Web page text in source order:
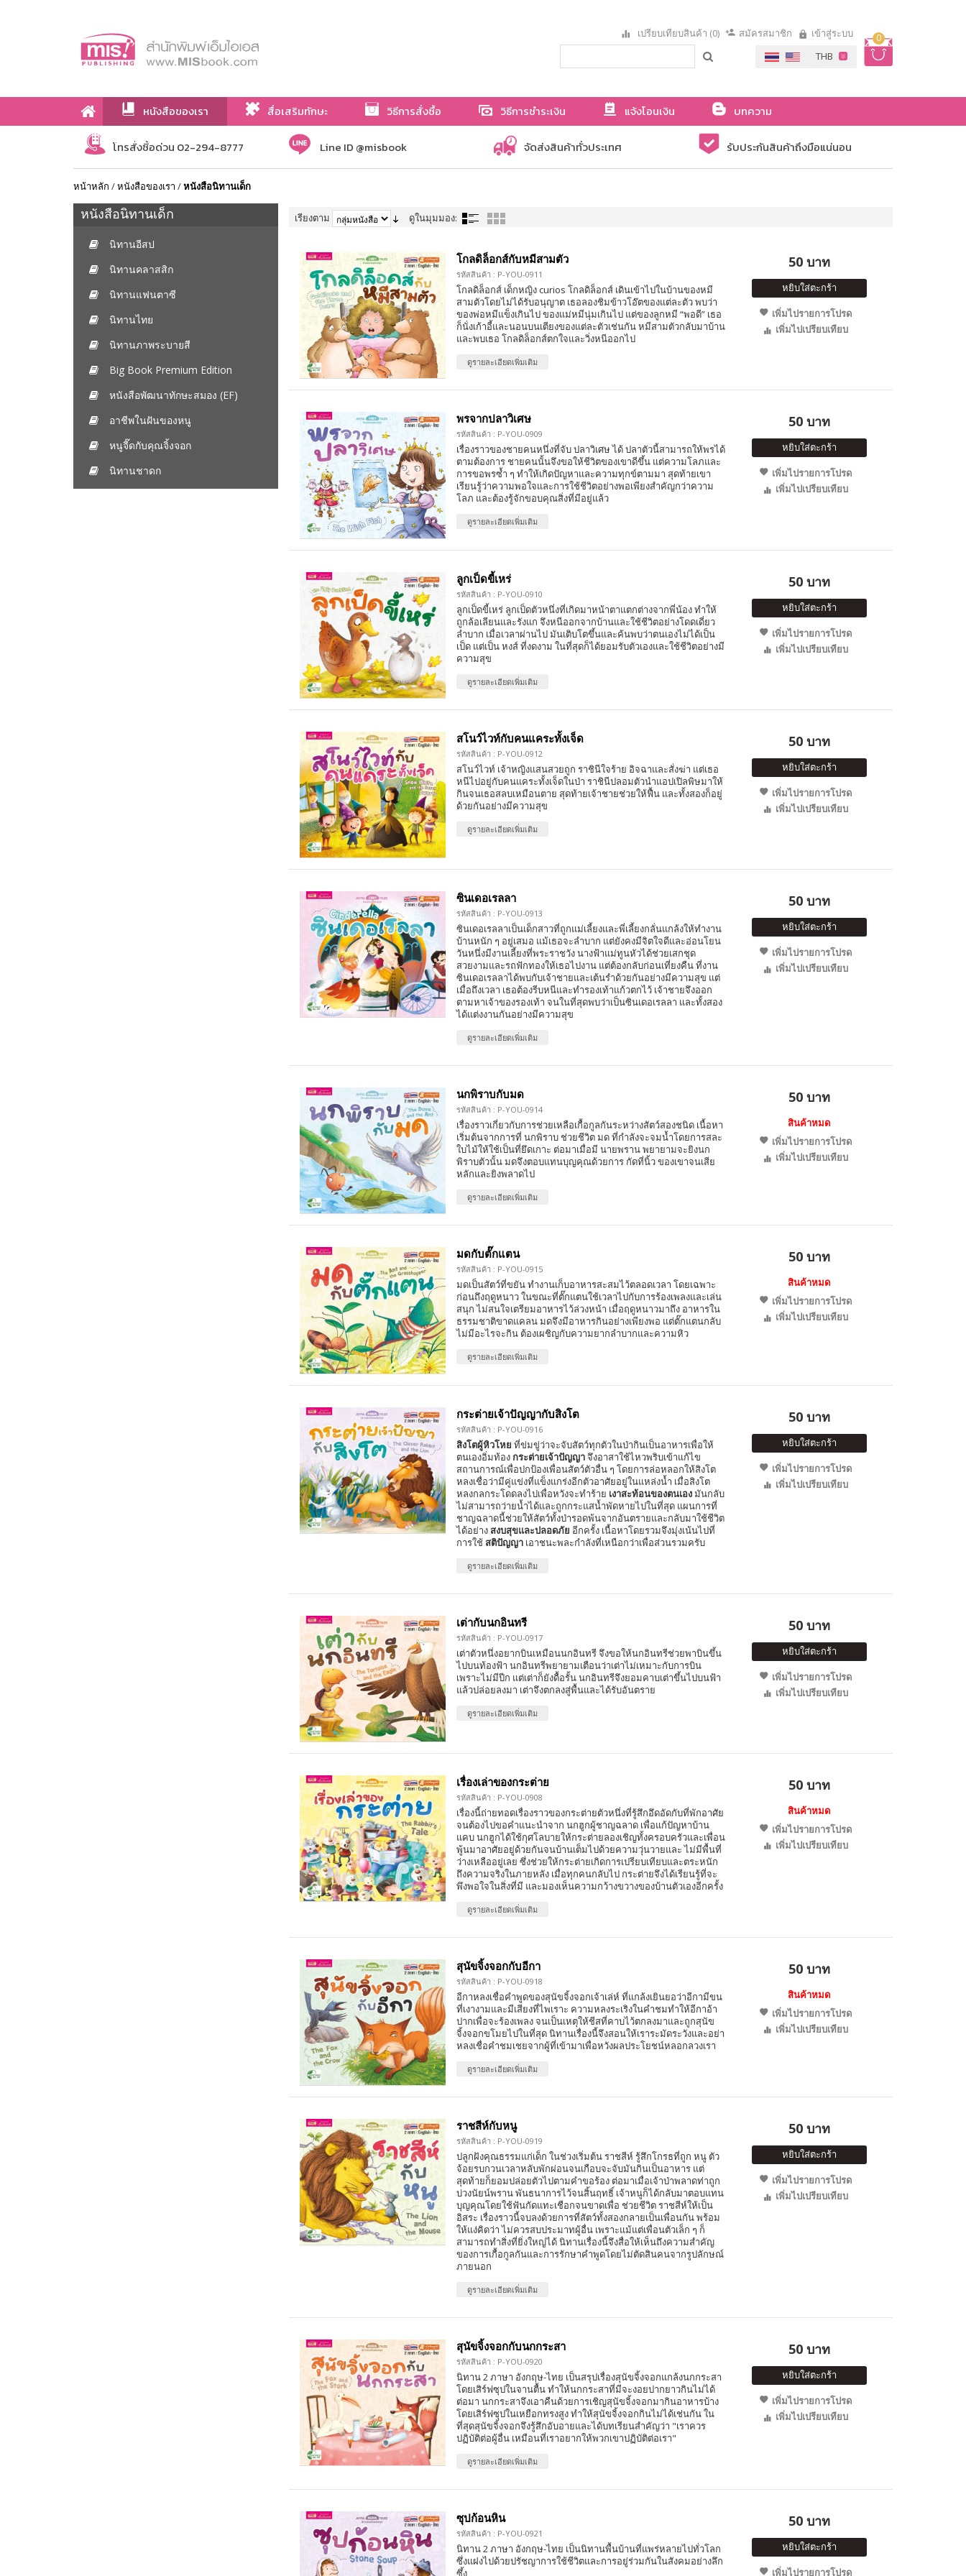
0
เปรียบเทียบสินค้า (0) สมัครสมาชิก เข้าสู่ระบบ
หนังสือของเรา สื่อเสริมทักษะ วิธีการสั่งซื้อ วิธีการชำระเงิน แจ้งโอนเงิน
บทความ
เกี่ยวกับเรา
โทรสั่งซื้อด่วน 02-294-8777 Line ID @misbook จัดส่งสินค้าทั่วประเทศ รับประกันสินค้าถึงมือแน่นอน
หน้าหลัก /หนังสือของเรา /หนังสือนิทานเด็ก
หนังสือนิทานเด็ก
นิทานอีสป
นิทานคลาสสิก
นิทานแฟนตาซี
นิทานไทย
นิทานภาพระบายสี
Big Book Premium Edition
หนังสือพัฒนาทักษะสมอง (EF)
อาชีพในฝันของหนู
หนูจี๊ดกับคุณจิ้งจอก
นิทานชาดก
เรียงตาม ดูในมุมมอง:
โกลดิล็อกส์กับหมีสามตัว
รหัสสินค้า : P-YOU-0911
โกลดิล็อกส์ เด็กหญิง curios โกลดิล็อกส์ เดินเข้าไปในบ้านของหมี
สามตัวโดยไม่ได้รับอนุญาต เธอลองชิมข้าวโอ๊ตของแต่ละตัว พบว่า
ของพ่อหมีแข็งเกินไป ของแม่หมีนุ่มเกินไป แต่ของลูกหมี “พอดี” เธอ
ก็นั่งเก้าอี้และนอนบนเตียงของแต่ละตัวเช่นกัน หมีสามตัวกลับมาบ้าน
และพบเธอ โกลดิล็อกส์ตกใจและวิ่งหนีออกไป
ดูรายละเอียดเพิ่มเติม
50 บาท
หยิบใส่ตะกร้า
เพิ่มไปรายการโปรด
เพิ่มไปเปรียบเทียบ
พรจากปลาวิเศษ
รหัสสินค้า : P-YOU-0909
เรื่องราวของชายคนหนึ่งที่จับ ปลาวิเศษ ได้ ปลาตัวนี้สามารถให้พรได้
ตามต้องการ ชายคนนั้นจึงขอให้ชีวิตของเขาดีขึ้น แต่ความโลภและ
การขอพรซ้ำ ๆ ทำให้เกิดปัญหาและความทุกข์ตามมา สุดท้ายเขา
เรียนรู้ว่าความพอใจและการใช้ชีวิตอย่างพอเพียงสำคัญกว่าความ
โลภ และต้องรู้จักขอบคุณสิ่งที่มีอยู่แล้ว
ดูรายละเอียดเพิ่มเติม
50 บาท
หยิบใส่ตะกร้า
เพิ่มไปรายการโปรด
เพิ่มไปเปรียบเทียบ
ลูกเป็ดขี้เหร่
รหัสสินค้า : P-YOU-0910
ลูกเป็ดขี้เหร่ ลูกเป็ดตัวหนึ่งที่เกิดมาหน้าตาแตกต่างจากพี่น้อง ทำให้
ถูกล้อเลียนและรังแก จึงหนีออกจากบ้านและใช้ชีวิตอย่างโดดเดี่ยว
ลำบาก เมื่อเวลาผ่านไป มันเติบโตขึ้นและค้นพบว่าตนเองไม่ได้เป็น
เป็ด แต่เป็น หงส์ ที่งดงาม ในที่สุดก็ได้ยอมรับตัวเองและใช้ชีวิตอย่างมี
ความสุข
ดูรายละเอียดเพิ่มเติม
50 บาท
หยิบใส่ตะกร้า
เพิ่มไปรายการโปรด
เพิ่มไปเปรียบเทียบ
สโนว์ไวท์กับคนแคระทั้งเจ็ด
รหัสสินค้า : P-YOU-0912
สโนว์ไวท์ เจ้าหญิงแสนสวยถูก ราชินีใจร้าย อิจฉาและสั่งฆ่า แต่เธอ
หนีไปอยู่กับคนแคระทั้งเจ็ดในป่า ราชินีปลอมตัวนำแอปเปิลพิษมาให้
กินจนเธอสลบเหมือนตาย สุดท้ายเจ้าชายช่วยให้ฟื้น และทั้งสองก็อยู่
ด้วยกันอย่างมีความสุข
ดูรายละเอียดเพิ่มเติม
50 บาท
หยิบใส่ตะกร้า
เพิ่มไปรายการโปรด
เพิ่มไปเปรียบเทียบ
ซินเดอเรลลา
รหัสสินค้า : P-YOU-0913
ซินเดอเรลลาเป็นเด็กสาวที่ถูกแม่เลี้ยงและพี่เลี้ยงกลั่นแกล้งให้ทำงาน
บ้านหนัก ๆ อยู่เสมอ แม้เธอจะลำบาก แต่ยังคงมีจิตใจดีและอ่อนโยน
วันหนึ่งมีงานเลี้ยงที่พระราชวัง นางฟ้าแม่ทูนหัวได้ช่วยเสกชุด
สวยงามและรถฟักทองให้เธอไปงาน แต่ต้องกลับก่อนเที่ยงคืน ที่งาน
ซินเดอเรลลาได้พบกับเจ้าชายและเต้นรำด้วยกันอย่างมีความสุข แต่
เมื่อถึงเวลา เธอต้องรีบหนีและทำรองเท้าแก้วตกไว้ เจ้าชายจึงออก
ตามหาเจ้าของรองเท้า จนในที่สุดพบว่าเป็นซินเดอเรลลา และทั้งสอง
ได้แต่งงานกันอย่างมีความสุข
ดูรายละเอียดเพิ่มเติม
50 บาท
หยิบใส่ตะกร้า
เพิ่มไปรายการโปรด
เพิ่มไปเปรียบเทียบ
นกพิราบกับมด
รหัสสินค้า : P-YOU-0914
เรื่องราวเกี่ยวกับการช่วยเหลือเกื้อกูลกันระหว่างสัตว์สองชนิด เนื้อหา
เริ่มต้นจากการที่ นกพิราบ ช่วยชีวิต มด ที่กำลังจะจมน้ำโดยการสละ
ใบไม้ให้ใช้เป็นที่ยึดเกาะ ต่อมาเมื่อมี นายพราน พยายามจะยิงนก
พิราบตัวนั้น มดจึงตอบแทนบุญคุณด้วยการ กัดที่นิ้ว ของเขาจนเสีย
หลักและยิงพลาดไป
ดูรายละเอียดเพิ่มเติม
50 บาท
สินค้าหมด
เพิ่มไปรายการโปรด
เพิ่มไปเปรียบเทียบ
มดกับตั๊กแตน
รหัสสินค้า : P-YOU-0915
มดเป็นสัตว์ที่ขยัน ทำงานเก็บอาหารสะสมไว้ตลอดเวลา โดยเฉพาะ
ก่อนถึงฤดูหนาว ในขณะที่ตั๊กแตนใช้เวลาไปกับการร้องเพลงและเล่น
สนุก ไม่สนใจเตรียมอาหารไว้ล่วงหน้า เมื่อฤดูหนาวมาถึง อาหารใน
ธรรมชาติขาดแคลน มดจึงมีอาหารกินอย่างเพียงพอ แต่ตั๊กแตนกลับ
ไม่มีอะไรจะกิน ต้องเผชิญกับความยากลำบากและความหิว
ดูรายละเอียดเพิ่มเติม
50 บาท
สินค้าหมด
เพิ่มไปรายการโปรด
เพิ่มไปเปรียบเทียบ
กระต่ายเจ้าปัญญากับสิงโต
รหัสสินค้า : P-YOU-0916
สิงโตผู้หิวโหย ที่ข่มขู่ว่าจะจับสัตว์ทุกตัวในป่ากินเป็นอาหารเพื่อให้
ตนเองอิ่มท้องกระต่ายเจ้าปัญญาจึงอาสาใช้ไหวพริบเข้าแก้ไข
สถานการณ์เพื่อปกป้องเพื่อนสัตว์ตัวอื่น ๆ โดยการล่อหลอกให้สิงโต
หลงเชื่อว่ามีคู่แข่งที่แข็งแกร่งอีกตัวอาศัยอยู่ในแหล่งน้ำ เมื่อสิงโต
หลงกลกระโดดลงไปเพื่อหวังจะทำร้าย เงาสะท้อนของตนเองมันกลับ
ไม่สามารถว่ายน้ำได้และถูกกระแสน้ำพัดหายไปในที่สุด แผนการที่
ชาญฉลาดนี้ช่วยให้สัตว์ทั้งป่ารอดพ้นจากอันตรายและกลับมาใช้ชีวิต
ได้อย่างสงบสุขและปลอดภัย อีกครั้ง เนื้อหาโดยรวมจึงมุ่งเน้นไปที่
การใช้สติปัญญาเอาชนะพละกำลังที่เหนือกว่าเพื่อส่วนรวมครับ
ดูรายละเอียดเพิ่มเติม
50 บาท
หยิบใส่ตะกร้า
เพิ่มไปรายการโปรด
เพิ่มไปเปรียบเทียบ
เต่ากับนกอินทรี
รหัสสินค้า : P-YOU-0917
เต่าตัวหนึ่งอยากบินเหมือนนกอินทรี จึงขอให้นกอินทรีช่วยพาบินขึ้น
ไปบนท้องฟ้า นกอินทรีพยายามเตือนว่าเต่าไม่เหมาะกับการบิน
เพราะไม่มีปีก แต่เต่าก็ยังดื้อรั้น นกอินทรีจึงยอมคาบเต่าขึ้นไปบนฟ้า
แล้วปล่อยลงมา เต่าจึงตกลงสู่พื้นและได้รับอันตราย
ดูรายละเอียดเพิ่มเติม
50 บาท
หยิบใส่ตะกร้า
เพิ่มไปรายการโปรด
เพิ่มไปเปรียบเทียบ
เรื่องเล่าของกระต่าย
รหัสสินค้า : P-YOU-0908
เรื่องนี้ถ่ายทอดเรื่องราวของกระต่ายตัวหนึ่งที่รู้สึกอึดอัดกับที่พักอาศัย
จนต้องไปขอคำแนะนำจาก นกฮูกผู้ชาญฉลาด เพื่อแก้ปัญหาบ้าน
แคบ นกฮูกได้ใช้กุศโลบายให้กระต่ายลองเชิญทั้งครอบครัวและเพื่อน
พู้นมาอาศัยอยู่ด้วยกันจนบ้านเต็มไปด้วยความวุ่นวายและ ไม่มีพื้นที่
ว่างเหลืออยู่เลย ซึ่งช่วยให้กระต่ายเกิดการเปรียบเทียบและตระหนัก
ถึงความจริงในภายหลัง เมื่อทุกคนกลับไป กระต่ายจึงได้เรียนรู้ที่จะ
พึงพอใจในสิ่งที่มี และมองเห็นความกว้างขวางของบ้านตัวเองอีกครั้ง
ดูรายละเอียดเพิ่มเติม
50 บาท
สินค้าหมด
เพิ่มไปรายการโปรด
เพิ่มไปเปรียบเทียบ
สุนัขจิ้งจอกกับอีกา
รหัสสินค้า : P-YOU-0918
อีกาหลงเชื่อคำพูดของสุนัขจิ้งจอกเจ้าเล่ห์ ที่แกล้งเยินยอว่าอีกามีขน
ที่เงางามและมีเสียงที่ไพเราะ ความหลงระเริงในคำชมทำให้อีกาอ้า
ปากเพื่อจะร้องเพลง จนเป็นเหตุให้ชีสที่คาบไว้ตกลงมาและถูกสุนัข
จิ้งจอกขโมยไปในที่สุด นิทานเรื่องนี้จึงสอนให้เราระมัดระวังและอย่า
หลงเชื่อคำชมเชยจากผู้ที่เข้ามาเพื่อหวังผลประโยชน์หลอกลวงเรา
ดูรายละเอียดเพิ่มเติม
50 บาท
สินค้าหมด
เพิ่มไปรายการโปรด
เพิ่มไปเปรียบเทียบ
ราชสีห์กับหนู
รหัสสินค้า : P-YOU-0919
ปลูกฝังคุณธรรมแก่เด็ก ในช่วงเริ่มต้น ราชสีห์ รู้สึกโกรธที่ถูก หนู ตัว
จ้อยรบกวนเวลาหลับพักผ่อนจนเกือบจะจับมันกินเป็นอาหาร แต่
สุดท้ายก็ยอมปล่อยตัวไปตามคำขอร้อง ต่อมาเมื่อเจ้าป่าพลาดท่าถูก
บ่วงนัยน์พราน พันธนาการไว้จนสิ้นฤทธิ์ เจ้าหนูก็ได้กลับมาตอบแทน
บุญคุณโดยใช้ฟันกัดแทะเชือกจนขาดเพื่อ ช่วยชีวิต ราชสีห์ให้เป็น
อิสระ เรื่องราวนี้จบลงด้วยการที่สัตว์ทั้งสองกลายเป็นเพื่อนกัน พร้อม
ให้แง่คิดว่า ไม่ควรสบประมาทผู้อื่น เพราะแม้แต่เพื่อนตัวเล็ก ๆ ก็
สามารถทำสิ่งที่ยิ่งใหญ่ได้ นิทานเรื่องนี้จึงสื่อให้เห็นถึงความสำคัญ
ของการเกื้อกูลกันและการรักษาคำพูดโดยไม่ตัดสินคนจากรูปลักษณ์
ภายนอก
ดูรายละเอียดเพิ่มเติม
50 บาท
หยิบใส่ตะกร้า
เพิ่มไปรายการโปรด
เพิ่มไปเปรียบเทียบ
สุนัขจิ้งจอกกับนกกระสา
รหัสสินค้า : P-YOU-0920
นิทาน 2 ภาษา อังกฤษ-ไทย เป็นสรุปเรื่องสุนัขจิ้งจอกแกล้งนกกระสา
โดยเสิร์ฟซุปในจานตื้น ทำให้นกกระสาที่มีจะงอยปากยาวกินไม่ได้
ต่อมา นกกระสาจึงเอาคืนด้วยการเชิญสุนัขจิ้งจอกมากินอาหารบ้าง
โดยเสิร์ฟซุปในเหยือกทรงสูง ทำให้สุนัขจิ้งจอกกินไม่ได้เช่นกัน ใน
ที่สุดสุนัขจิ้งจอกจึงรู้สึกอับอายและได้บทเรียนสำคัญว่า "เราควร
ปฏิบัติต่อผู้อื่น เหมือนที่เราอยากให้พวกเขาปฏิบัติต่อเรา"
ดูรายละเอียดเพิ่มเติม
50 บาท
หยิบใส่ตะกร้า
เพิ่มไปรายการโปรด
เพิ่มไปเปรียบเทียบ
ซุปก้อนหิน
รหัสสินค้า : P-YOU-0921
นิทาน 2 ภาษา อังกฤษ-ไทย เป็นนิทานพื้นบ้านที่แพร่หลายไปทั่วโลก
ซึ่งแฝงไปด้วยปรัชญาการใช้ชีวิตและการอยู่ร่วมกันในสังคมอย่างลึก
ซึ้ง
50 บาท
หยิบใส่ตะกร้า
เพิ่มไปรายการโปรด